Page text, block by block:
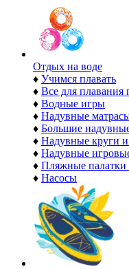
Отдых на воде
♦ Учимся плавать
♦ Все для плавания
♦ Водные игры
♦ Надувные
♦ Большие
♦ Надувные круги
♦ Надувные
♦ Пляжные палатки
♦ Насосы